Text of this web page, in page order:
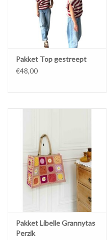
Pakket Top gestreept
€48,00
Pakket Libelle Grannytas
Perzik